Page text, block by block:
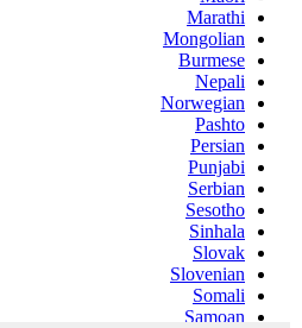
Marathi
Mongolian
Burmese
Nepali
Norwegian
Pashto
Persian
Punjabi
Serbian
Sesotho
Sinhala
Slovak
Slovenian
Somali
Samoan